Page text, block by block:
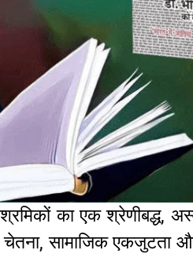
का एक श्रेणीबद्ध,
सामाजिक एकजुटता और